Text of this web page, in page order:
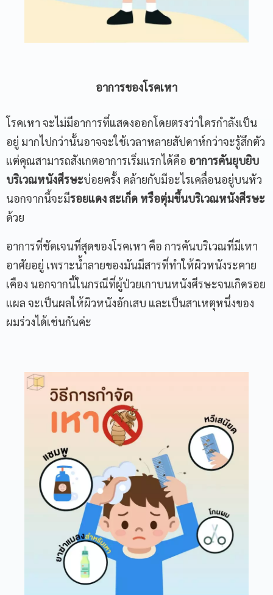
อาการของโรคเหา
โรคเหา จะไม่มีอาการที่แสดงออกโดยตรงว่าใครกำลังเป็น
อยู่ มากไปกว่านั้นอาจจะใช้เวลาหลายสัปดาห์กว่าจะรู้สึกตัว
แต่คุณสามารถสังเกตอาการเริ่มแรกได้คือ อาการคันยุบยิบ
บริเวณหนังศีรษะบ่อยครั้ง คล้ายกับมีอะไรเคลื่อนอยู่บนหัว
นอกจากนี้จะมีรอยแดง สะเก็ด หรือตุ่มขึ้นบริเวณหนังศีรษะ
ด้วย
อาการที่ชัดเจนที่สุดของโรคเหา คือ การคันบริเวณที่มีเหา
อาศัยอยู่ เพราะน้ำลายของมันมีสารที่ทำให้ผิวหนังระคาย
เคือง นอกจากนี้ในกรณีที่ผู้ป่วยเกาบนหนังศีรษะจนเกิดรอย
แผล จะเป็นผลให้ผิวหนังอักเสบ และเป็นสาเหตุหนึ่งของ
ผมร่วงได้เช่นกันค่ะ